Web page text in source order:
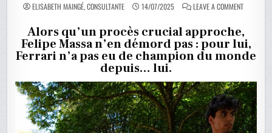
ELISABETH MAINGÉ, CONSULTANTE 14/07/2025 LEAVE A COMMENTON
MASSA
CHAMPION
DU
MONDE
POUR
Alors qu’un procès crucial approche,
Felipe Massa n’en démord pas : pour lui,
Ferrari n’a pas eu de champion du monde
depuis… lui.